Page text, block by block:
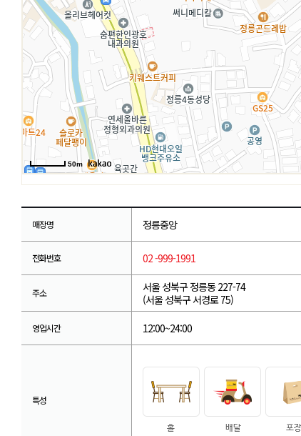
50m
매장명 정릉중앙
전화번호 02 -999-1991
주소
서울 성북구 정릉동 227-74
(서울 성북구 서경로 75)
영업시간 12:00~24:00
특성